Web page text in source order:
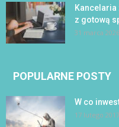
Kancelaria
z gotową
31 marca 2026
POPULARNE POSTY
W co
17 lutego 2017